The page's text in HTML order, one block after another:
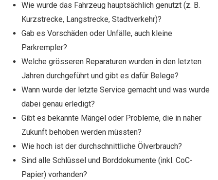
Wie wurde das Fahrzeug hauptsächlich genutzt (z. B.
Kurzstrecke, Langstrecke, Stadtverkehr)?
Gab es Vorschäden oder Unfälle, auch kleine
Parkrempler?
Welche grösseren Reparaturen wurden in den letzten
Jahren durchgeführt und gibt es dafür Belege?
Wann wurde der letzte Service gemacht und was wurde
dabei genau erledigt?
Gibt es bekannte Mängel oder Probleme, die in naher
Zukunft behoben werden müssten?
Wie hoch ist der durchschnittliche Ölverbrauch?
Sind alle Schlüssel und Borddokumente (inkl. CoC-
Papier) vorhanden?